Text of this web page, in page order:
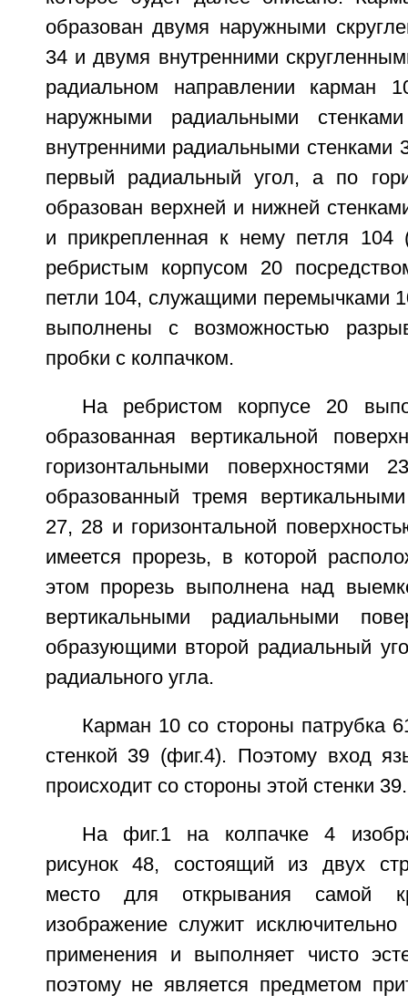
образован двумя наружными
34 и двумя внутренними
радиальном направлении карман
наружными радиальными
внутренними радиальными
первый радиальный угол, а по
образован верхней и нижней
и прикрепленная к нему петля 104
ребристым корпусом 20
петли 104, служащими перемычками
выполнены с возможностью
пробки с колпачком.
На ребристом корпусе 20
образованная вертикальной
горизонтальными
образованный тремя
27, 28 и горизонтальной
имеется прорезь, в которой
этом прорезь выполнена над
вертикальными радиальными
образующими второй радиальный
радиального угла.
Карман 10 со стороны патрубка
стенкой 39 (фиг.4). Поэтому вход
происходит со стороны этой стенки 39.
На фиг.1 на колпачке 4
рисунок 48, состоящий из двух
место для открывания самой
изображение служит
применения и выполняет чисто
поэтому не является предметом